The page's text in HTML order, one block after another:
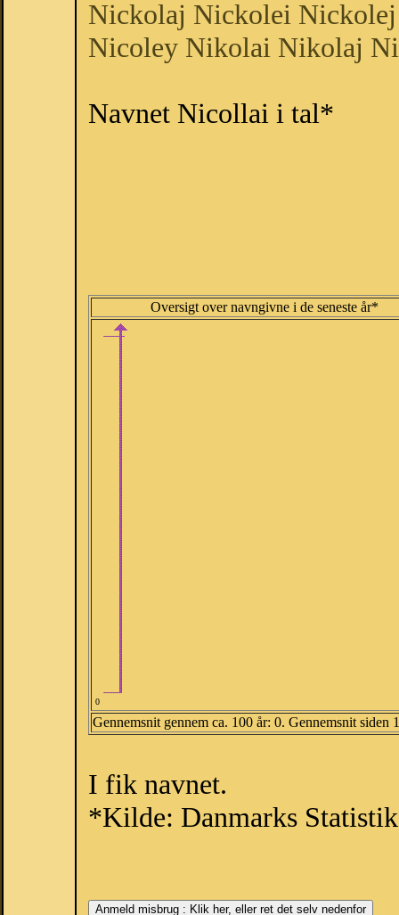
Nickolaj Nickolei Nickolej
Nicoley Nikolai Nikolaj
Navnet Nicollai i tal*
Oversigt over navngivne i de seneste år*
0
Gennemsnit gennem ca. 100 år: 0. Gennemsnit siden
I fik navnet.
*Kilde: Danmarks Statistik